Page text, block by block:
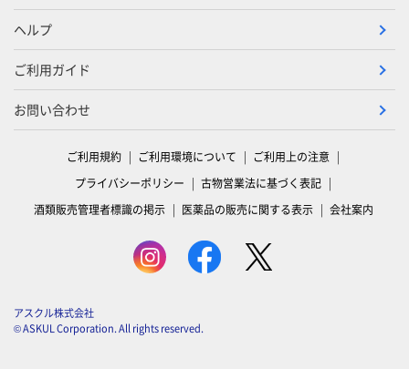
ヘルプ
ご利用ガイド
お問い合わせ
ご利用規約 ご利用環境について
ご利用上の注意
プライバシーポリシー
古物営業法に基づく表記
酒類販売管理者標識の掲示
医薬品の販売に関する表示 会社案内
アスクル株式会社
© ASKUL Corporation. All rights reserved.